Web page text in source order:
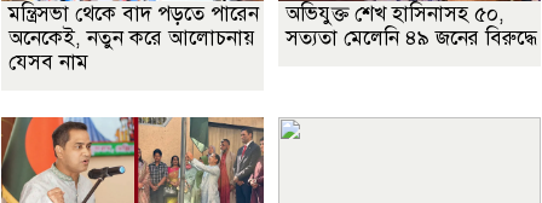
মন্ত্রিসভা থেকে বাদ পড়তে পারেন
অনেকেই, নতুন করে আলোচনায়
যেসব নাম
অভিযুক্ত শেখ হাসিনাসহ ৫০,
সত্যতা মেলেনি ৪৯ জনের বিরুদ্ধে